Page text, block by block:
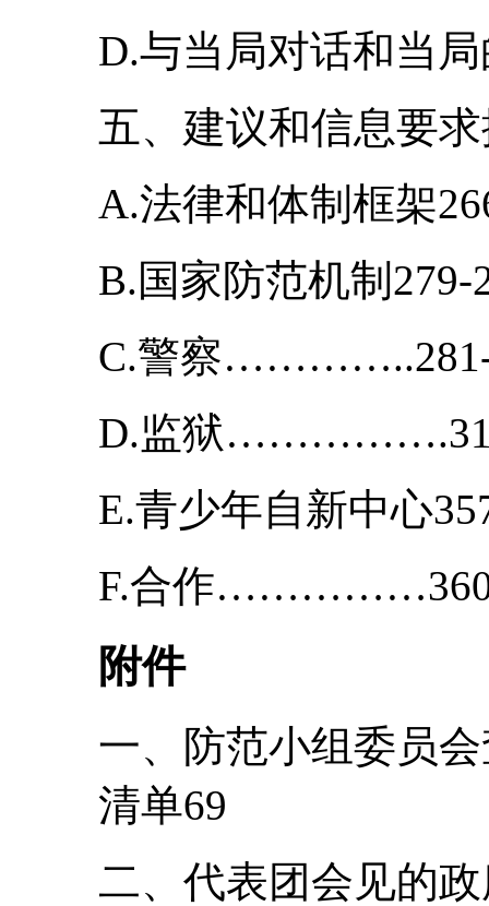
D.与当局对话和当
五、建议和信息要
A.法律和体制框架
B.国家防范机制279-
C.警察…………..281-
D.监狱
E.青少年自新中心
F.合作
附件
一、防范小组委员
清单69
二、代表团会见的